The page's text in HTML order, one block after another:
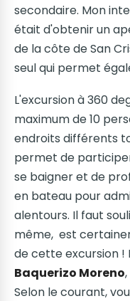
secondaire. Mon
était d'obtenir un
de la côte de San
seul qui permet
L'excursion à 360
maximum de 10
endroits différents
permet de
se baigner et de
en bateau pour
alentours. Il faut
même, est
de cette excursion
Baquerizo Moreno
Selon le courant,